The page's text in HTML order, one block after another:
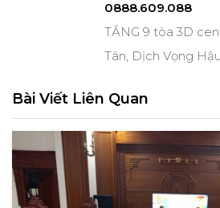
0888.609.088
TẦNG 9 tòa 3D
Tân, Dịch Vọng
Bài Viết Liên Quan